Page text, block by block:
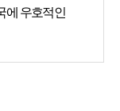
에 우호적인